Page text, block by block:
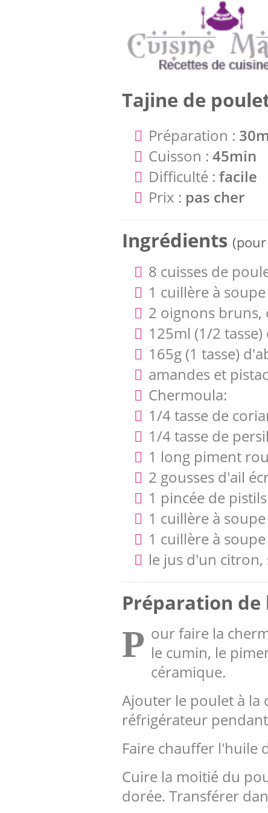
Tajine de
Préparation :
Cuisson : 45min
Difficulté : facile
Prix : pas cher
Ingrédients
8 cuisses de
1 cuillère à
2 oignons bruns,
125ml (1/2
165g (1 tasse)
amandes et
Chermoula:
1/4 tasse de
1/4 tasse de
1 long piment
2 gousses d'ail
1 pincée de
1 cuillère à
1 cuillère à
le jus d'un citron,
Préparation de
P our faire la
le cumin, le
céramique.
Ajouter le poulet à
réfrigérateur
Faire chauffer l'huile
Cuire la moitié du
dorée. Transférer